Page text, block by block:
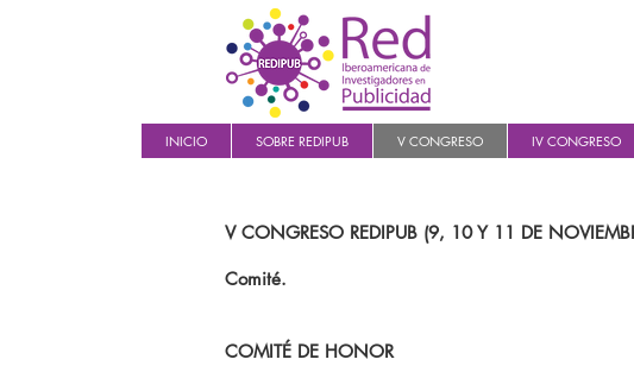
INICIO SOBRE REDIPUB V CONGRESO IV CONGRESO
V CONGRESO REDIPUB (9, 10 Y 11 DE
Comité.
COMITÉ DE HONOR